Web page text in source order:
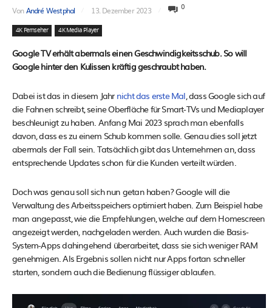
VonAndré Westphal 13. Dezember 2023 0
4K Fernseher 4K Media Player
Google TV erhält abermals einen Geschwindigkeitsschub. So will
Google hinter den Kulissen kräftig geschraubt haben.
Dabei ist das in diesem Jahr nicht das erste Mal , dass Google sich auf
die Fahnen schreibt, seine Oberfläche für Smart-TVs und Mediaplayer
beschleunigt zu haben. Anfang Mai 2023 sprach man ebenfalls
davon, dass es zu einem Schub kommen solle. Genau dies soll jetzt
abermals der Fall sein. Tatsächlich gibt das Unternehmen an, dass
entsprechende Updates schon für die Kunden verteilt würden.
Doch was genau soll sich nun getan haben? Google will die
Verwaltung des Arbeitsspeichers optimiert haben. Zum Beispiel habe
man angepasst, wie die Empfehlungen, welche auf dem Homescreen
angezeigt werden, nachgeladen werden. Auch wurden die Basis-
System-Apps dahingehend überarbeitet, dass sie sich weniger RAM
genehmigen. Als Ergebnis sollen nicht nur Apps fortan schneller
starten, sondern auch die Bedienung flüssiger ablaufen.